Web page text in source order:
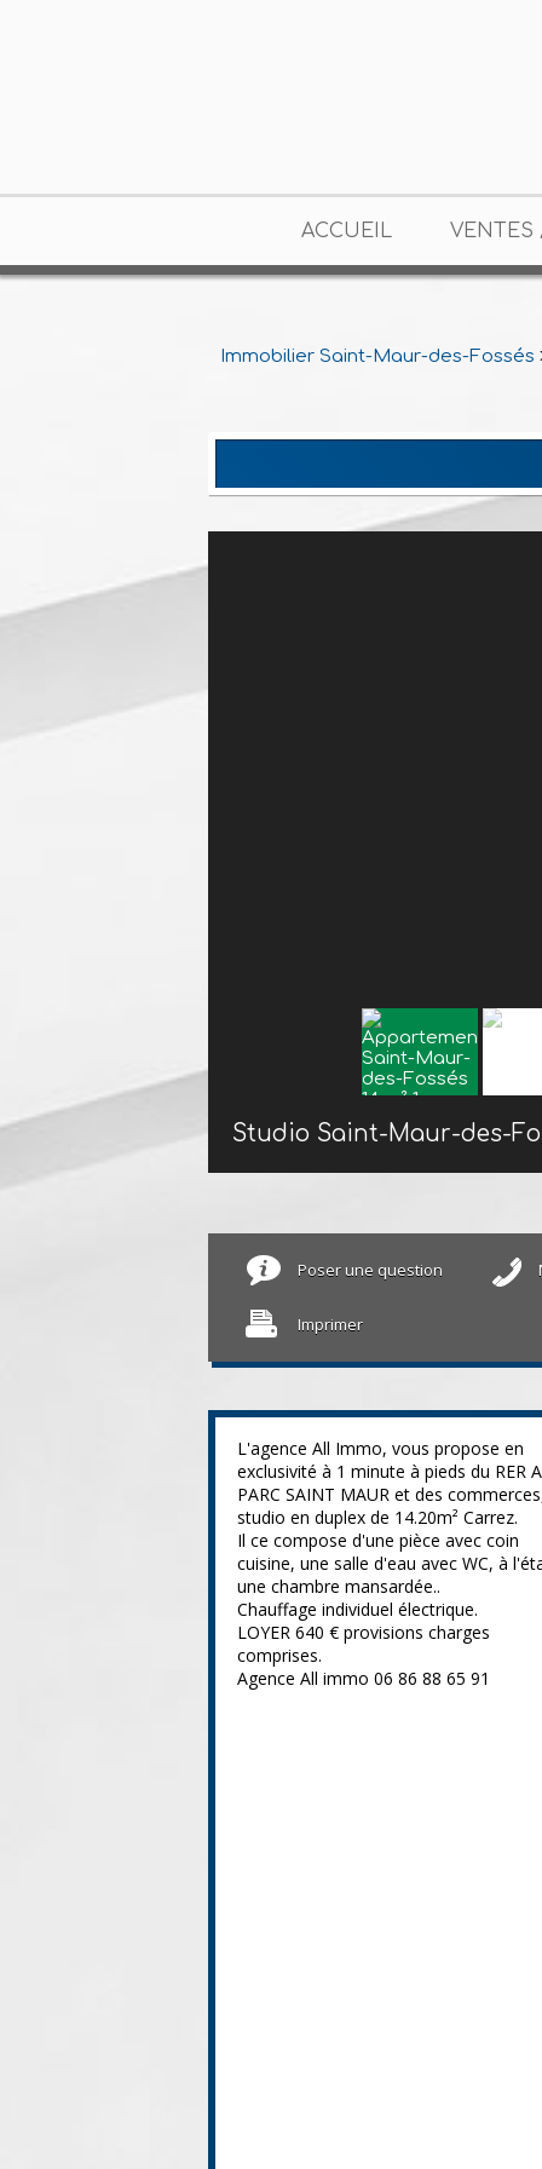
ACCUEIL VENTES
Immobilier Saint-Maur-des-Fossés
Studio Saint-Maur-des-
Poser une question
Imprimer
L'agence All Immo, vous propose en
exclusivité à 1 minute à pieds du RER
PARC SAINT MAUR et des
studio en duplex de 14.20m² Carrez.
Il ce compose d'une pièce avec coin
cuisine, une salle d'eau avec WC, à
une chambre mansardée..
Chauffage individuel électrique.
LOYER 640 € provisions charges
comprises.
Agence All immo 06 86 88 65 91